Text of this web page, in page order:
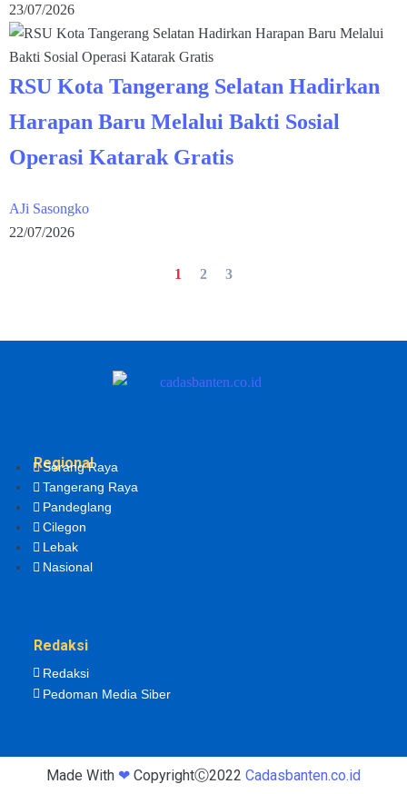
23/07/2026
RSU Kota Tangerang Selatan Hadirkan
Harapan Baru Melalui Bakti Sosial
Operasi Katarak Gratis
AJi Sasongko
22/07/2026
1 2 3
Regional
Serang Raya
Tangerang Raya
Pandeglang
Cilegon
Lebak
Nasional
Redaksi
Redaksi
Pedoman Media Siber
Made With ❤ CopyrightⒸ2022 Cadasbanten.co.id